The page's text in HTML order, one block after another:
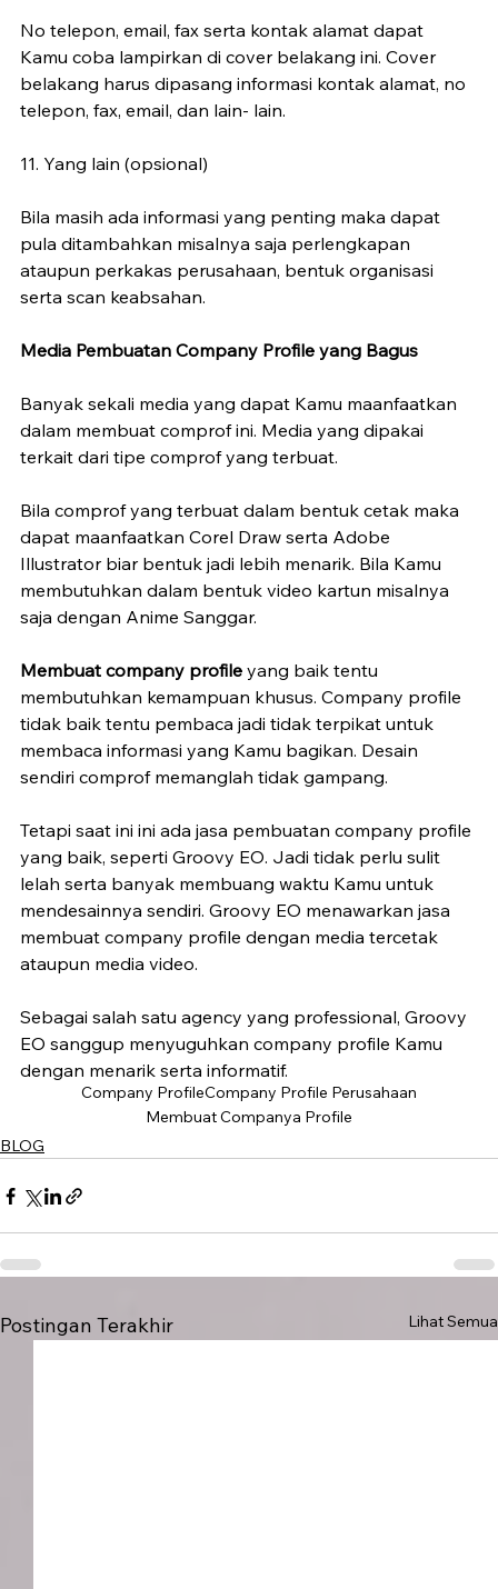
No telepon, email, fax serta kontak alamat dapat
Kamu coba lampirkan di cover belakang ini. Cover
belakang harus dipasang informasi kontak alamat, no
telepon, fax, email, dan lain- lain.
11. Yang lain (opsional)
Bila masih ada informasi yang penting maka dapat
pula ditambahkan misalnya saja perlengkapan
ataupun perkakas perusahaan, bentuk organisasi
serta scan keabsahan.
Media Pembuatan Company Profile yang Bagus
Banyak sekali media yang dapat Kamu maanfaatkan
dalam membuat comprof ini. Media yang dipakai
terkait dari tipe comprof yang terbuat.
Bila comprof yang terbuat dalam bentuk cetak maka
dapat maanfaatkan Corel Draw serta Adobe
Illustrator biar bentuk jadi lebih menarik. Bila Kamu
membutuhkan dalam bentuk video kartun misalnya
saja dengan Anime Sanggar.
Membuat company profile yang baik tentu
membutuhkan kemampuan khusus. Company profile
tidak baik tentu pembaca jadi tidak terpikat untuk
membaca informasi yang Kamu bagikan. Desain
sendiri comprof memanglah tidak gampang.
Tetapi saat ini ini ada jasa pembuatan company profile
yang baik, seperti Groovy EO. Jadi tidak perlu sulit
lelah serta banyak membuang waktu Kamu untuk
mendesainnya sendiri. Groovy EO menawarkan jasa
membuat company profile dengan media tercetak
ataupun media video.
Sebagai salah satu agency yang professional, Groovy
EO sanggup menyuguhkan company profile Kamu
dengan menarik serta informatif.
Company ProfileCompany Profile Perusahaan
Membuat Companya Profile
BLOG
Postingan Terakhir Lihat Semua